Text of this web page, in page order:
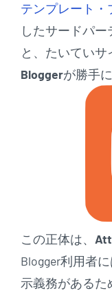
テンプレート・
したサードパ
と、たいてい
Bloggerが勝手
この正体は、
Blogger利用者
示義務があるた